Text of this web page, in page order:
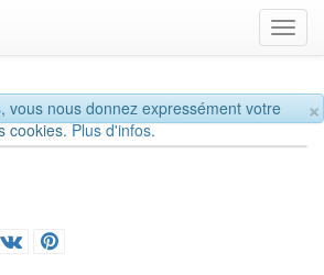
×
vous nous donnez expressément votre
cookies.Plus d'infos.